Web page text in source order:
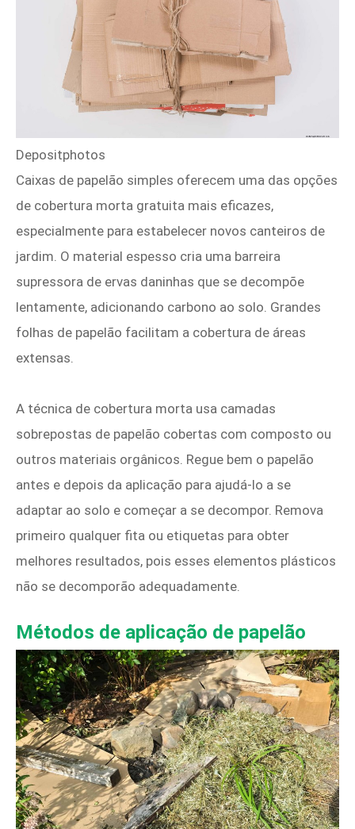
Depositphotos
Caixas de papelão simples oferecem uma das opções
de cobertura morta gratuita mais eficazes,
especialmente para estabelecer novos canteiros de
jardim. O material espesso cria uma barreira
supressora de ervas daninhas que se decompõe
lentamente, adicionando carbono ao solo. Grandes
folhas de papelão facilitam a cobertura de áreas
extensas.
A técnica de cobertura morta usa camadas
sobrepostas de papelão cobertas com composto ou
outros materiais orgânicos. Regue bem o papelão
antes e depois da aplicação para ajudá-lo a se
adaptar ao solo e começar a se decompor. Remova
primeiro qualquer fita ou etiquetas para obter
melhores resultados, pois esses elementos plásticos
não se decomporão adequadamente.
Métodos de aplicação de papelão